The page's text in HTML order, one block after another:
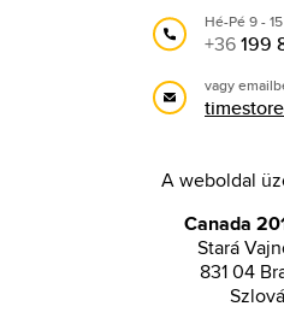
Hé-Pé 9 -
+36199
vagy
A weboldal
Canada
Stará
831 04